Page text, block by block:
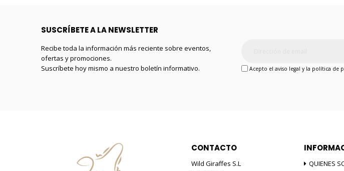
SUSCRÍBETE A LA NEWSLETTER
Recibe toda la información más reciente sobre eventos,
ofertas y promociones.
Suscríbete hoy mismo a nuestro boletín informativo.
Acepto el aviso legal y la política de
CONTACTO
Wild Giraffes S.L
QUIENES